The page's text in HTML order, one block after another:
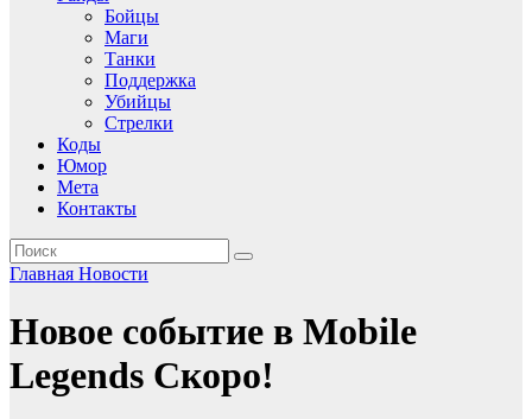
Бойцы
Маги
Танки
Поддержка
Убийцы
Стрелки
Коды
Юмор
Мета
Контакты
Главная Новости
Новое событие в Mobile
Legends Скоро!